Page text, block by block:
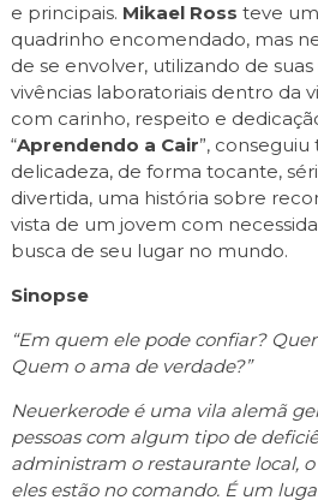
e principais. Mikael Ross teve
quadrinho encomendado, mas
de se envolver, utilizando de
vivências laboratoriais dentro da
com carinho, respeito e
“Aprendendo a Cair”,
delicadeza, de forma tocante,
divertida, uma história sobre
vista de um jovem com
busca de seu lugar no mundo.
Sinopse
“Em quem ele pode confiar?
Quem o ama de verdade?”
Neuerkerode é uma vila alemã
pessoas com algum tipo de
administram o restaurante local,
eles estão no comando. É um